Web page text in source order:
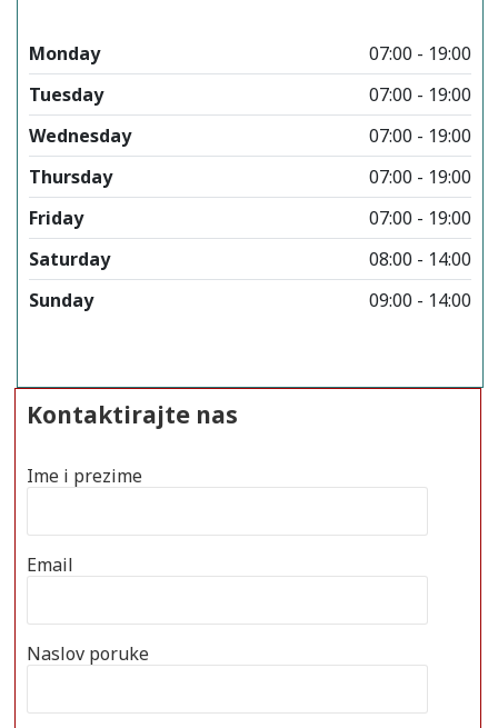
Monday
07:00 - 19:00
Tuesday
07:00 - 19:00
Wednesday
07:00 - 19:00
Thursday
07:00 - 19:00
Friday
07:00 - 19:00
Saturday
08:00 - 14:00
Sunday
09:00 - 14:00
Kontaktirajte nas
Ime i prezime
Email
Naslov poruke